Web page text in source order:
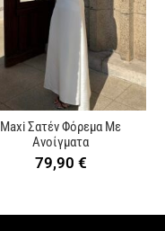
Maxi Σατέν Φόρεμα Με
Ανοίγματα
79,90 €